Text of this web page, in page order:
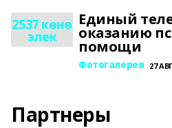
2537 көнө
элек
Единый
оказанию
помощи
Фотогалерея 27
Партнеры